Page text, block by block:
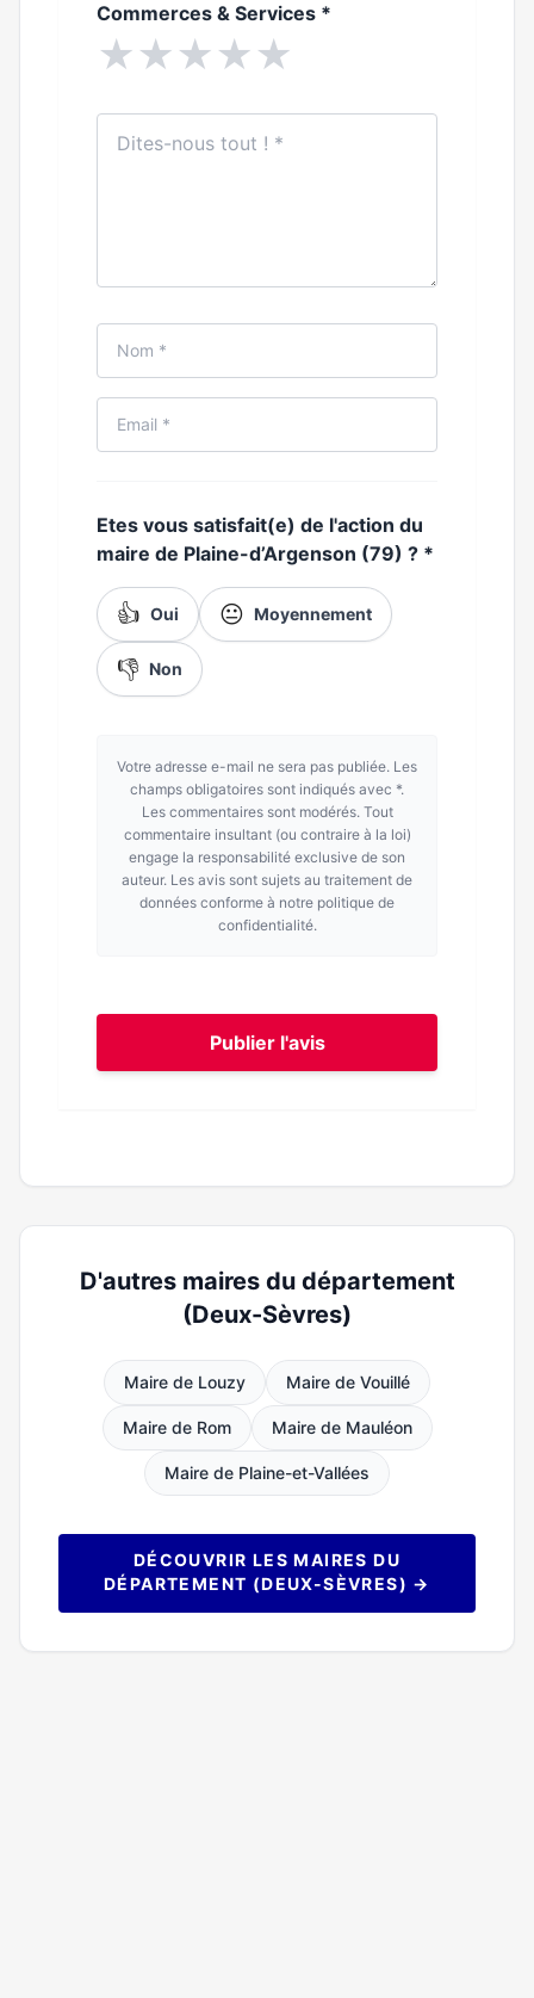
Commerces & Services *
★★★★★
Etes vous satisfait(e) de l'action du
maire de Plaine-d’Argenson (79) ? *
👍 Oui 😐 Moyennement
👎 Non
Votre adresse e-mail ne sera pas publiée. Les
champs obligatoires sont indiqués avec *.
Les commentaires sont modérés. Tout
commentaire insultant (ou contraire à la loi)
engage la responsabilité exclusive de son
auteur. Les avis sont sujets au traitement de
données conforme à notre politique de
confidentialité.
Publier l'avis
D'autres maires du département
(Deux-Sèvres)
Maire de Louzy Maire de Vouillé
Maire de Rom Maire de Mauléon
Maire de Plaine-et-Vallées
DÉCOUVRIR LES MAIRES DU
DÉPARTEMENT (DEUX-SÈVRES) →